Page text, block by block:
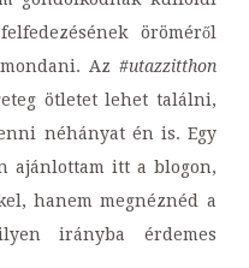
öröméről
Az #utazzitthon
ötletet lehet találni,
néhányat én is. Egy
ajánlottam itt a blogon,
hanem megnéznéd a
irányba érdemes